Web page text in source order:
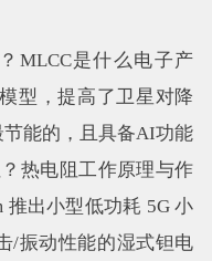
MLCC是什么电子产
型，提高了卫星对降
能的，且具备AI功能
热电阻工作原理与作
推出小型低功耗 5G 小
/振动性能的湿式钽电